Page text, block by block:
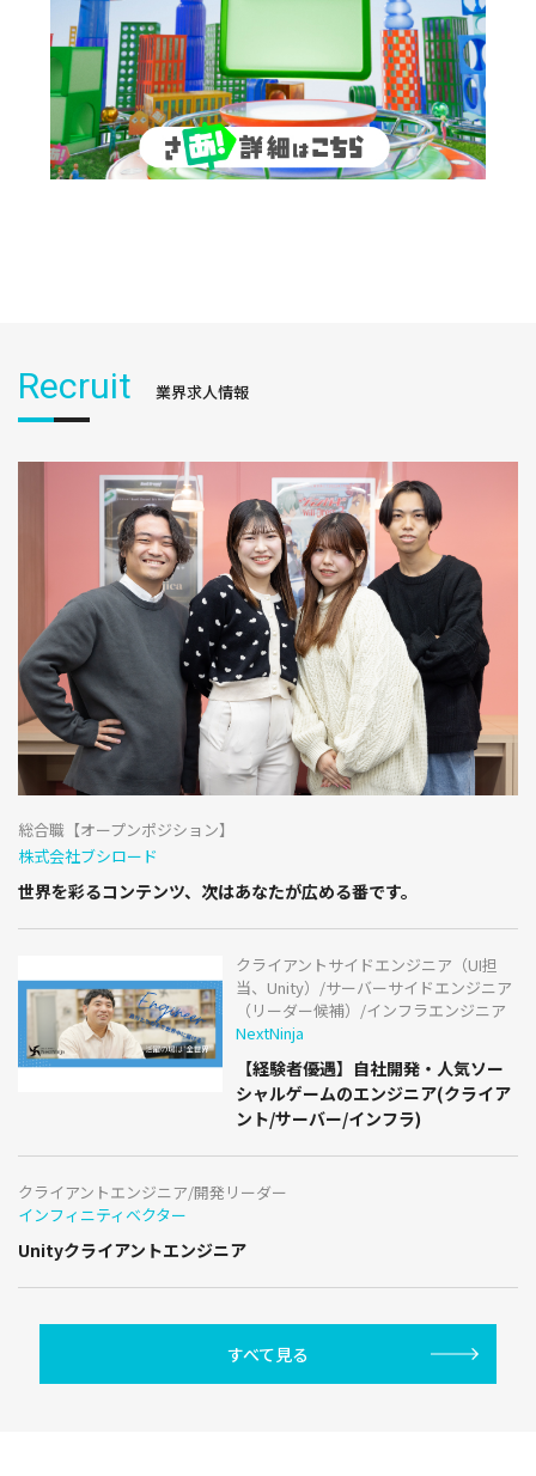
Recruit 業界求人情報
総合職【オープンポジション】
株式会社ブシロード
世界を彩るコンテンツ、次はあなたが広める番です。
クライアントサイドエンジニア（UI担
当、Unity）/サーバーサイドエンジニア
（リーダー候補）/インフラエンジニア
NextNinja
【経験者優遇】自社開発・人気ソー
シャルゲームのエンジニア(クライア
ント/サーバー/インフラ)
クライアントエンジニア/開発リーダー
インフィニティベクター
Unityクライアントエンジニア
すべて見る